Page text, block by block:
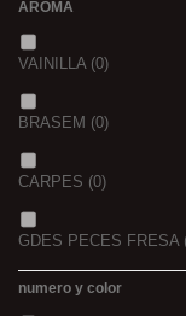
2,3
AROMA
VAINILLA(0)
BRASEM (0)
CARPES (0)
GDES PECES FRESA
GDES. PECES MAIZ
numero y color